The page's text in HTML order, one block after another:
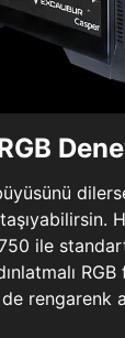
büyüsünü
ile
RGB
rengarenk